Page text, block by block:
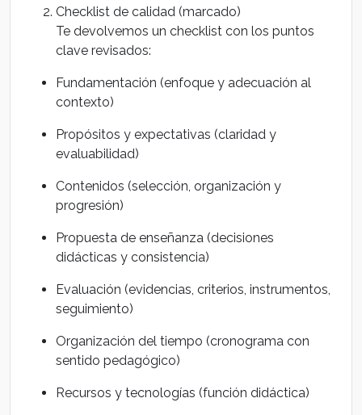
Checklist de calidad (marcado)
Te devolvemos un checklist con los puntos
clave revisados:
Fundamentación (enfoque y adecuación al
contexto)
Propósitos y expectativas (claridad y
evaluabilidad)
Contenidos (selección, organización y
progresión)
Propuesta de enseñanza (decisiones
didácticas y consistencia)
Evaluación (evidencias, criterios, instrumentos,
seguimiento)
Organización del tiempo (cronograma con
sentido pedagógico)
Recursos y tecnologías (función didáctica)